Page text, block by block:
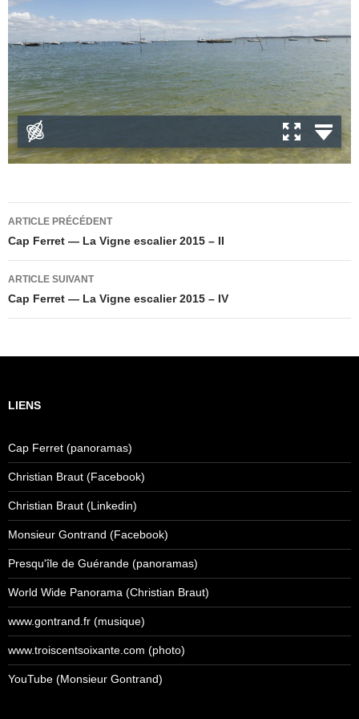
Navigation
des
articles
ARTICLE PRÉCÉDENT
Cap Ferret — La Vigne escalier 2015 – II
ARTICLE SUIVANT
Cap Ferret — La Vigne escalier 2015 – IV
LIENS
Cap Ferret (panoramas)
Christian Braut (Facebook)
Christian Braut (Linkedin)
Monsieur Gontrand (Facebook)
Presqu'île de Guérande (panoramas)
World Wide Panorama (Christian Braut)
www.gontrand.fr (musique)
www.troiscentsoixante.com (photo)
YouTube (Monsieur Gontrand)